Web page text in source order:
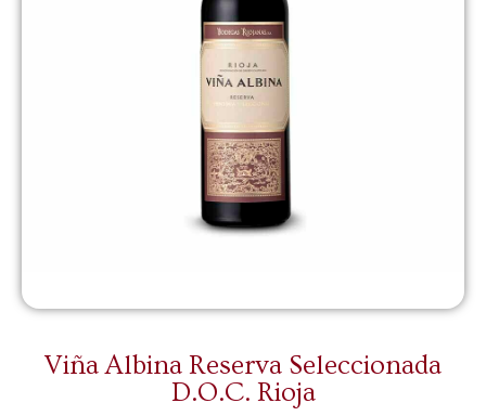
Viña Albina Reserva Seleccionada
D.O.C. Rioja